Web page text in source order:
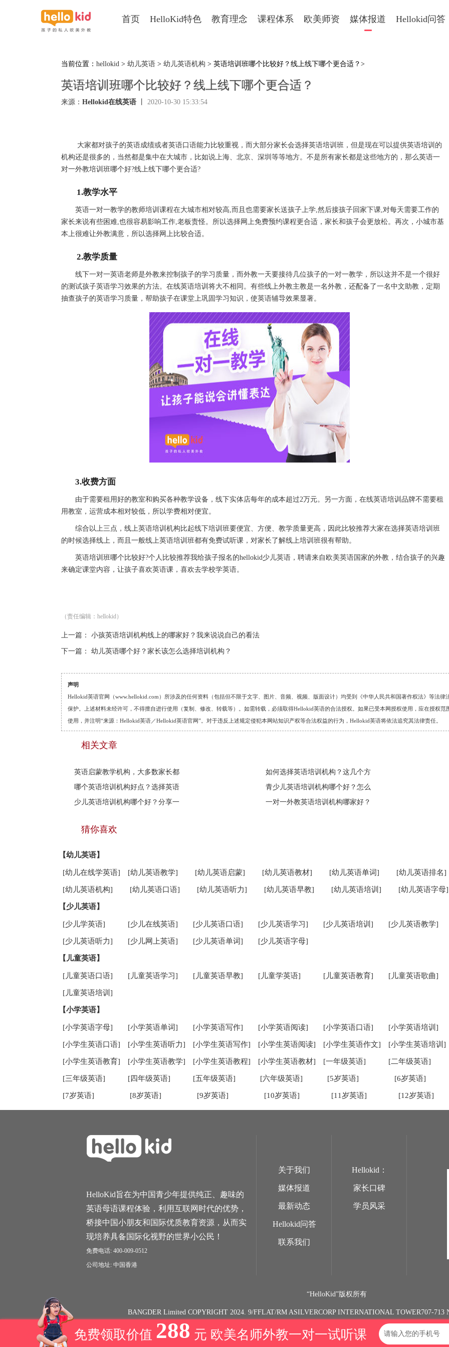
首页 HelloKid特色 教育理念 课程体系 欧美师资 媒体报道 Hellokid问答
当前位置： hellokid > 幼儿英语 > 幼儿英语机构 > 英语培训班哪个比较好？线上线下哪个更合适？>
英语培训班哪个比较好？线上线下哪个更合适？
来源： Hellokid在线英语 2020-10-30 15:33:54
大家都对孩子的英语成绩或者英语口语能力比较重视，而大部分家长会选择英语培训班，但是现在可以提供英语培训的
机构还是很多的，当然都是集中在大城市，比如说上海、北京、深圳等等地方。不是所有家长都是这些地方的，那么英语一
对一外教培训班哪个好?线上线下哪个更合适?
1.教学水平
英语一对一教学的教师培训课程在大城市相对较高,而且也需要家长送孩子上学,然后接孩子回家下课,对每天需要工作的
家长来说有些困难,也很容易影响工作,老板责怪。所以选择网上免费预约课程更合适，家长和孩子会更放松。再次，小城市基
本上很难让外教满意，所以选择网上比较合适。
2.教学质量
线下一对一英语老师是外教来控制孩子的学习质量，而外教一天要接待几位孩子的一对一教学，所以这并不是一个很好
的测试孩子英语学习效果的方法。在线英语培训将大不相同。有些线上外教主教是一名外教，还配备了一名中文助教，定期
抽查孩子的英语学习质量，帮助孩子在课堂上巩固学习知识，使英语辅导效果显著。
3.收费方面
由于需要租用好的教室和购买各种教学设备，线下实体店每年的成本超过2万元。另一方面，在线英语培训品牌不需要租
用教室，运营成本相对较低，所以学费相对便宜。
综合以上三点，线上英语培训机构比起线下培训班要便宜、方便、教学质量更高，因此比较推荐大家在选择英语培训班
的时候选择线上，而且一般线上英语培训班都有免费试听课，对家长了解线上培训班很有帮助。
英语培训班哪个比较好?个人比较推荐我给孩子报名的hellokid少儿英语，聘请来自欧美英语国家的外教，结合孩子的兴趣
来确定课堂内容，让孩子喜欢英语课，喜欢去学校学英语。
（责任编辑：hellokid）
上一篇： 小孩英语培训机构线上的哪家好？我来说说自己的看法
下一篇： 幼儿英语哪个好？家长该怎么选择培训机构？
声明
Hellokid英语官网（www.hellokid.com）所涉及的任何资料（包括但不限于文字、图片、音频、视频、版面设计）均受到《中华人民共和国著作权法》等法律
保护。上述材料未经许可，不得擅自进行使用（复制、修改、转载等）。如需转载，必须取得Hellokid英语的合法授权。如果已受本网授权使用，应在授权范
使用，并注明“来源：Hellokid英语／Hellokid英语官网”。对于违反上述规定侵犯本网站知识产权等合法权益的行为，Hellokid英语将依法追究其法律责任。
相关文章
英语启蒙教学机构，大多数家长都
如何选择英语培训机构？这几个方
哪个英语培训机构好点？选择英语
青少儿英语培训机构哪个好？怎么
少儿英语培训机构哪个好？分享一
一对一外教英语培训机构哪家好？
猜你喜欢
【幼儿英语】
[幼儿在线学英语] [幼儿英语教学] [幼儿英语启蒙] [幼儿英语教材] [幼儿英语单词] [幼儿英语排名]
[幼儿英语机构] [幼儿英语口语] [幼儿英语听力] [幼儿英语早教] [幼儿英语培训] [幼儿英语字母]
【少儿英语】
[少儿学英语] [少儿在线英语] [少儿英语口语] [少儿英语学习] [少儿英语培训] [少儿英语教学]
[少儿英语听力] [少儿网上英语] [少儿英语单词] [少儿英语字母]
【儿童英语】
[儿童英语口语] [儿童英语学习] [儿童英语早教] [儿童学英语] [儿童英语教育] [儿童英语歌曲]
[儿童英语培训]
【小学英语】
[小学英语字母] [小学英语单词] [小学英语写作] [小学英语阅读] [小学英语口语] [小学英语培训]
[小学生英语口语] [小学生英语听力] [小学生英语写作] [小学生英语阅读] [小学生英语作文] [小学生英语培训]
[小学生英语教育] [小学生英语教学] [小学生英语教程] [小学生英语教材] [一年级英语] [二年级英语]
[三年级英语] [四年级英语] [五年级英语] [六年级英语] [5岁英语] [6岁英语]
[7岁英语] [8岁英语] [9岁英语] [10岁英语] [11岁英语] [12岁英语]
HelloKid旨在为中国青少年提供纯正、趣味的
英语母语课程体验，利用互联网时代的优势，
桥接中国小朋友和国际优质教育资源，从而实
现培养具备国际化视野的世界小公民！
免费电话: 400-009-0512
公司地址: 中国香港
关于我们
媒体报道
最新动态
Hellokid问答
联系我们
Hellokid：
家长口碑
学员风采
“HelloKid”版权所有
BANGDER Limited COPYRIGHT 2024. 9/FFLAT/RM ASILVERCORP INTERNATIONAL TOWER707-
免费领取价值 288 元 欧美名师外教一对一试听课